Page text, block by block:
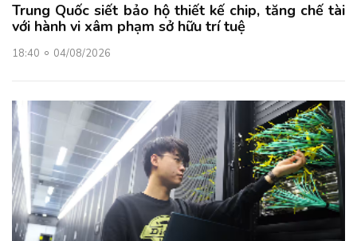
Trung Quốc siết bảo hộ thiết kế chip, tăng chế tài
với hành vi xâm phạm sở hữu trí tuệ
18:40 04/08/2026